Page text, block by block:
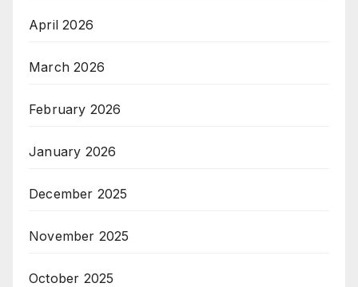
April 2026
March 2026
February 2026
January 2026
December 2025
November 2025
October 2025